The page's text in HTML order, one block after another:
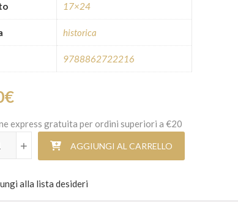
17×24
historica
9788862722216
€
express gratuita per ordini superiori a €20
Carafa. Ambasciatore e legislatore quantità
+ AGGIUNGI AL CARRELLO
alla lista desideri